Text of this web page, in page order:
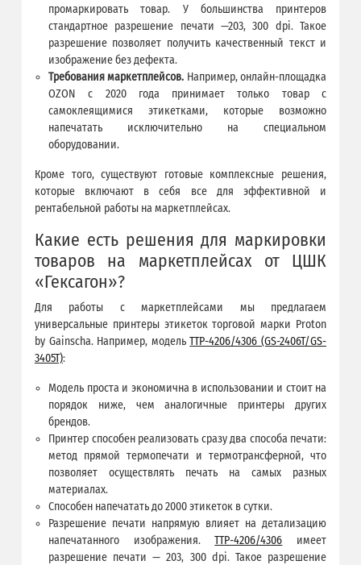
промаркировать товар. У большинства принтеров
стандартное разрешение печати —203, 300 dpi. Такое
разрешение позволяет получить качественный текст и
изображение без дефекта.
Требования маркетплейсов. Например, онлайн-площадка
OZON с 2020 года принимает только товар с
самоклеящимися этикетками, которые возможно
напечатать исключительно на специальном
оборудовании.
Кроме того, существуют готовые комплексные решения,
которые включают в себя все для эффективной и
рентабельной работы на маркетплейсах.
Какие есть решения для маркировки
товаров на маркетплейсах от ЦШК
«Гексагон»?
Для работы с маркетплейсами мы предлагаем
универсальные принтеры этикеток торговой марки Proton
by Gainscha. Например, модельTTP-4206/4306 (GS-2406T/GS-
3405T):
Модель проста и экономична в использовании и стоит на
порядок ниже, чем аналогичные принтеры других
брендов.
Принтер способен реализовать сразу два способа печати:
метод прямой термопечати и термотрансферной, что
позволяет осуществлять печать на самых разных
материалах.
Способен напечатать до 2000 этикеток в сутки.
Разрешение печати напрямую влияет на детализацию
напечатанного изображения.TTP-4206/4306 имеет
разрешение печати — 203, 300 dpi. Такое разрешение